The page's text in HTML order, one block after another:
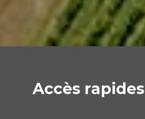
Accès rapides